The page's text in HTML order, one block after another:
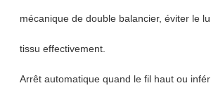
mécanique de double balancier, éviter le
tissu effectivement.
Arrêt automatique quand le fil haut ou